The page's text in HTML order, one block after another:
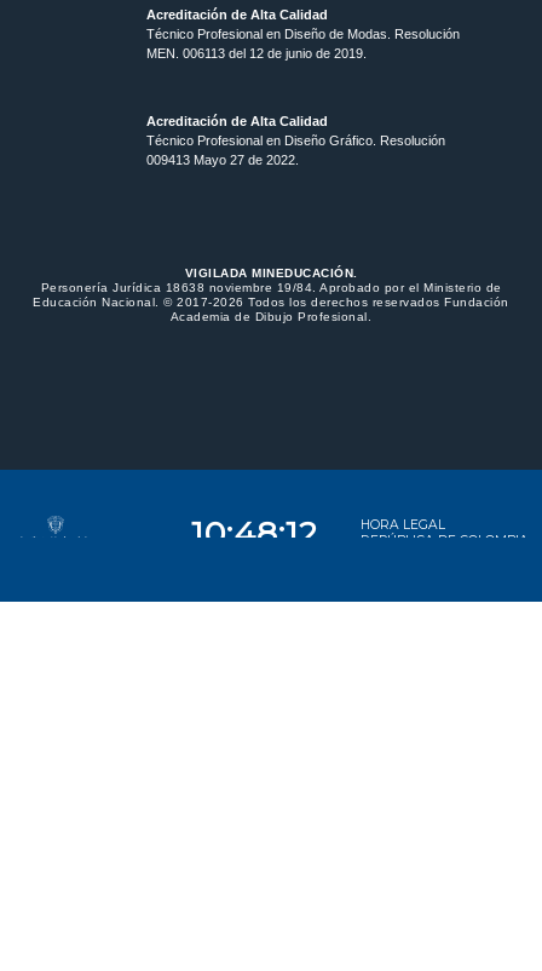
Acreditación de Alta Calidad
Técnico Profesional en Diseño de Modas. Resolución
MEN. 006113 del 12 de junio de 2019.
Acreditación de Alta Calidad
Técnico Profesional en Diseño Gráfico. Resolución
009413 Mayo 27 de 2022.
VIGILADA MINEDUCACIÓN.
Personería Jurídica 18638 noviembre 19/84. Aprobado por el Ministerio de
Educación Nacional. © 2017-2026 Todos los derechos reservados Fundación
Academia de Dibujo Profesional.